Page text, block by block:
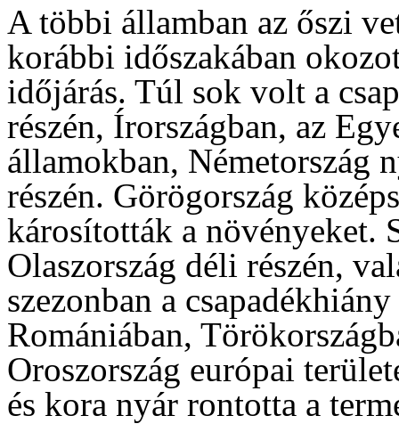
A többi államban az őszi
korábbi időszakában
időjárás. Túl sok volt a
részén, Írországban, az
államokban, Németország
részén. Görögország
károsították a növényeket.
Olaszország déli részén,
szezonban a
Romániában,
Oroszország európai
és kora nyár rontotta a